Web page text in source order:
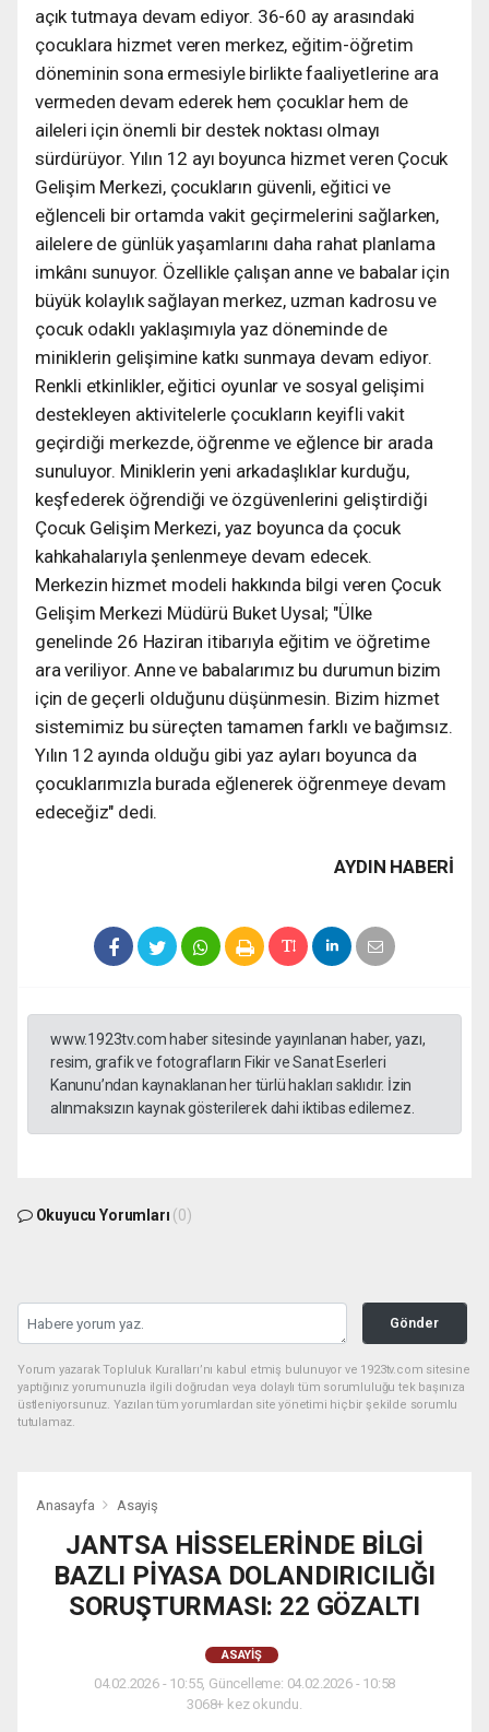
açık tutmaya devam ediyor. 36-60 ay arasındaki
çocuklara hizmet veren merkez, eğitim-öğretim
döneminin sona ermesiyle birlikte faaliyetlerine ara
vermeden devam ederek hem çocuklar hem de
aileleri için önemli bir destek noktası olmayı
sürdürüyor. Yılın 12 ayı boyunca hizmet veren Çocuk
Gelişim Merkezi, çocukların güvenli, eğitici ve
eğlenceli bir ortamda vakit geçirmelerini sağlarken,
ailelere de günlük yaşamlarını daha rahat planlama
imkânı sunuyor. Özellikle çalışan anne ve babalar için
büyük kolaylık sağlayan merkez, uzman kadrosu ve
çocuk odaklı yaklaşımıyla yaz döneminde de
miniklerin gelişimine katkı sunmaya devam ediyor.
Renkli etkinlikler, eğitici oyunlar ve sosyal gelişimi
destekleyen aktivitelerle çocukların keyifli vakit
geçirdiği merkezde, öğrenme ve eğlence bir arada
sunuluyor. Miniklerin yeni arkadaşlıklar kurduğu,
keşfederek öğrendiği ve özgüvenlerini geliştirdiği
Çocuk Gelişim Merkezi, yaz boyunca da çocuk
kahkahalarıyla şenlenmeye devam edecek.
Merkezin hizmet modeli hakkında bilgi veren Çocuk
Gelişim Merkezi Müdürü Buket Uysal; "Ülke
genelinde 26 Haziran itibarıyla eğitim ve öğretime
ara veriliyor. Anne ve babalarımız bu durumun bizim
için de geçerli olduğunu düşünmesin. Bizim hizmet
sistemimiz bu süreçten tamamen farklı ve bağımsız.
Yılın 12 ayında olduğu gibi yaz ayları boyunca da
çocuklarımızla burada eğlenerek öğrenmeye devam
edeceğiz" dedi.
AYDIN HABERİ
www.1923tv.com haber sitesinde yayınlanan haber, yazı,
resim, grafik ve fotografların Fikir ve Sanat Eserleri
Kanunu’ndan kaynaklanan her türlü hakları saklıdır. İzin
alınmaksızın kaynak gösterilerek dahi iktibas edilemez.
Okuyucu Yorumları (0)
Gönder
Yorum yazarak Topluluk Kuralları’nı kabul etmiş bulunuyor ve 1923tv.com sitesine
yaptığınız yorumunuzla ilgili doğrudan veya dolaylı tüm sorumluluğu tek başınıza
üstleniyorsunuz. Yazılan tüm yorumlardan site yönetimi hiçbir şekilde sorumlu
tutulamaz.
Anasayfa Asayiş
JANTSA HİSSELERİNDE BİLGİ
BAZLI PİYASA DOLANDIRICILIĞI
SORUŞTURMASI: 22 GÖZALTI
ASAYIŞ
04.02.2026 - 10:55, Güncelleme: 04.02.2026 - 10:58
3068+ kez okundu.